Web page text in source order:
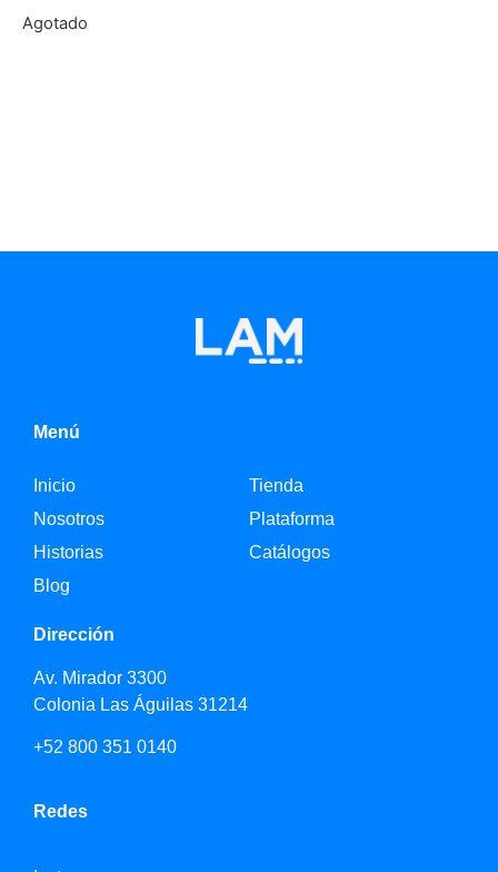
Agotado
Menú
Inicio
Nosotros
Historias
Blog
Tienda
Plataforma
Catálogos
Dirección
Av. Mirador 3300
Colonia Las Águilas 31214
+52 800 351 0140
Redes